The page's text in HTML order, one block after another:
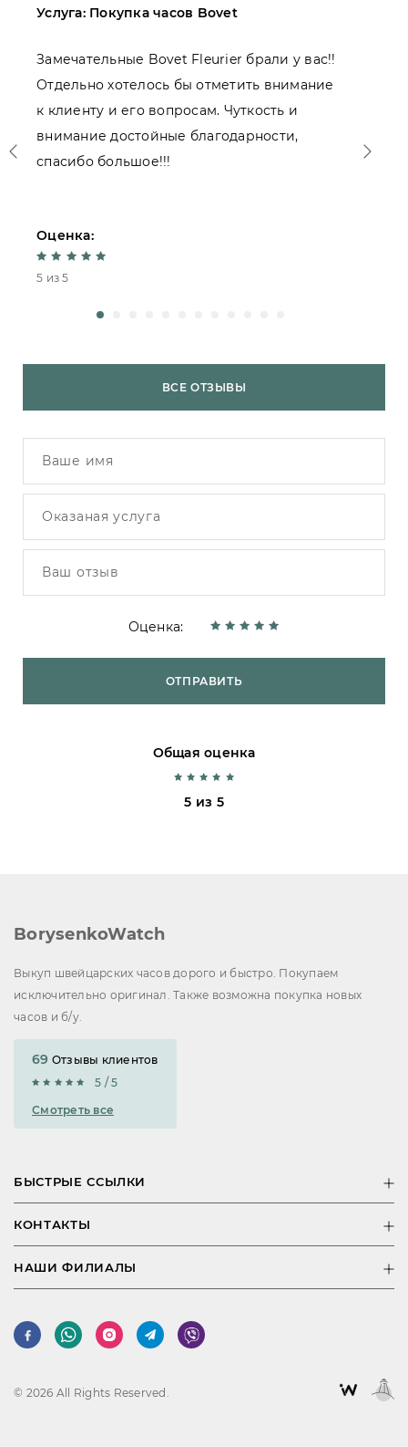
Услуга: Покупка часов Bovet
Замечательные Bovet Fleurier брали у вас!!
Отдельно хотелось бы отметить внимание
к клиенту и его вопросам. Чуткость и
внимание достойные благодарности,
спасибо большое!!!
Оценка:
5 из 5
ВСЕ ОТЗЫВЫ
Оценка:
ОТПРАВИТЬ
Общая оценка
5 из 5
BorysenkoWatch
Выкуп швейцарских часов дорого и быстро. Покупаем
исключительно оригинал. Также возможна покупка новых
часов и б/у.
69 Отзывы клиентов
5 / 5
Смотреть все
БЫСТРЫЕ ССЫЛКИ
КОНТАКТЫ
НАШИ ФИЛИАЛЫ
© 2026 All Rights Reserved.